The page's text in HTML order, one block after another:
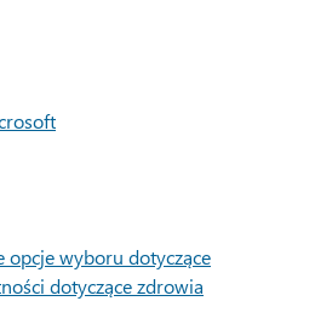
opcje wyboru dotyczące
dotyczące zdrowia